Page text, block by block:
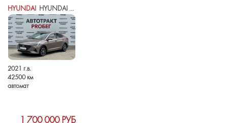
HYUNDAI HYUNDAI SOLARIS II РЕСТАЙЛИНГ
2021 г.в.
42500 км
автомат
1 700 000 РУБ